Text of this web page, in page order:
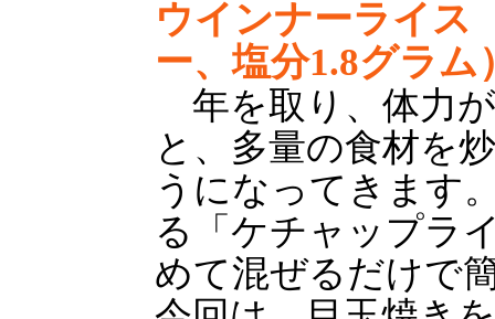
ウインナーライス
ー、塩分1.8グラム
年を取り、体力
と、多量の食材を
うになってきます
る「ケチャップラ
めて混ぜるだけで